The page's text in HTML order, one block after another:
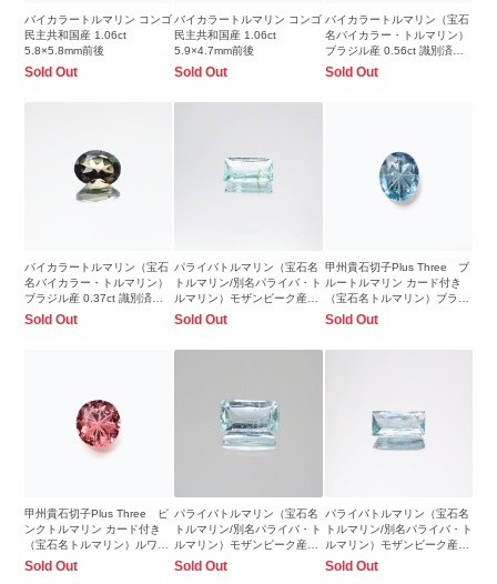
バイカラートルマリン コンゴ
民主共和国産 1.06ct
5.8×5.8mm前後
Sold Out
バイカラートルマリン コンゴ
民主共和国産 1.06ct
5.9×4.7mm前後
Sold Out
バイカラートルマリン（宝石
名バイカラー・トルマリン）
ブラジル産 0.56ct 識別済
7.3×3.3mm前後
Sold Out
バイカラートルマリン（宝石
名バイカラー・トルマリン）
ブラジル産 0.37ct 識別済
5.1×3.9mm前後
Sold Out
パライバトルマリン（宝石名
トルマリン/別名パライバ・ト
ルマリン）モザンビーク産
0.89ct 識別済8.4x4.5mm前後
Sold Out
甲州貴石切子Plus Three ブ
ルートルマリン カード付き
（宝石名トルマリン）ブラジ
ル産 1.31ct 識別済
Sold Out
甲州貴石切子Plus Three ピ
ンクトルマリン カード付き
（宝石名トルマリン）ルワン
ダ産 1.43ct 識別済
Sold Out
パライバトルマリン（宝石名
トルマリン/別名パライバ・ト
ルマリン）モザンビーク産
1.02ct 識別済7.8x4.2mm前後
Sold Out
パライバトルマリン（宝石名
トルマリン/別名パライバ・ト
ルマリン）モザンビーク産
0.77ct 識別済8.1x4.0mm前後
Sold Out